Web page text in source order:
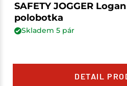
SAFETY JOGGER
polobotka
Skladem 5pár
DETAIL